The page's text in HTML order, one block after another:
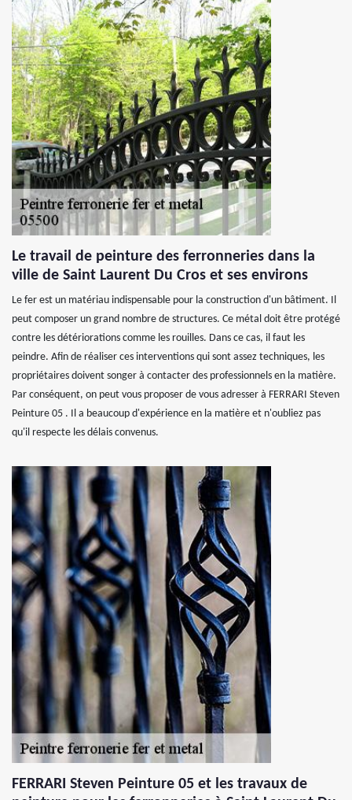
Le travail de peinture des ferronneries dans la
ville de Saint Laurent Du Cros et ses environs
Le fer est un matériau indispensable pour la construction d'un bâtiment. Il
peut composer un grand nombre de structures. Ce métal doit être protégé
contre les détériorations comme les rouilles. Dans ce cas, il faut les
peindre. Afin de réaliser ces interventions qui sont assez techniques, les
propriétaires doivent songer à contacter des professionnels en la matière.
Par conséquent, on peut vous proposer de vous adresser à FERRARI Steven
Peinture 05 . Il a beaucoup d'expérience en la matière et n'oubliez pas
qu'il respecte les délais convenus.
FERRARI Steven Peinture 05 et les travaux de